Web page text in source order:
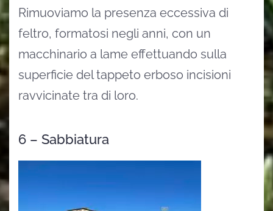
Rimuoviamo la presenza eccessiva di
feltro, formatosi negli anni, con un
macchinario a lame effettuando sulla
superficie del tappeto erboso incisioni
ravvicinate tra di loro.
6 – Sabbiatura